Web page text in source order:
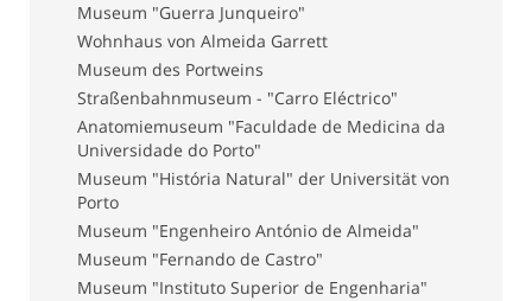
Museum "Guerra Junqueiro"
Wohnhaus von Almeida Garrett
Museum des Portweins
Straßenbahnmuseum - "Carro Eléctrico"
Anatomiemuseum "Faculdade de Medicina da
Universidade do Porto"
Museum "História Natural" der Universität von
Porto
Museum "Engenheiro António de Almeida"
Museum "Fernando de Castro"
Museum "Instituto Superior de Engenharia"